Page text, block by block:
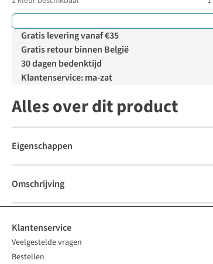
Gratis levering vanaf €35
Gratis retour binnen België
30 dagen bedenktijd
Klantenservice: ma-zat
Alles over dit product
Eigenschappen
Omschrijving
Klantenservice
Veelgestelde vragen
Bestellen